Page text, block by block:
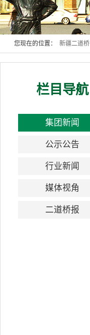
您现在的位置： 新疆二道桥
栏目导航
集团新闻
公示公告
行业新闻
媒体视角
二道桥报